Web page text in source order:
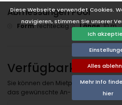
Diese Webseite verwendet Cookies.
navigieren, stimmen Sie unserer
Ich
Alles
Mehr Info
hier
Abmessungen Pool
Form:rechteckig Länge:10 m.
Verfügbarkeit
Sie können den Mietpreis berechnen,
das gewünschte An- und